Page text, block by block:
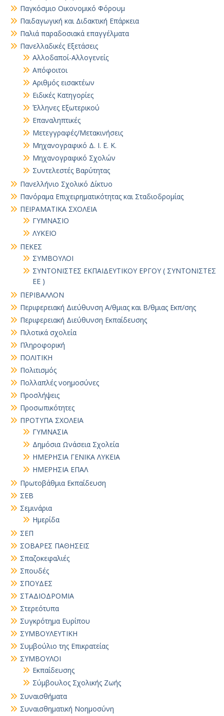
Παγκόσμιο Οικονομικό Φόρουμ
Παιδαγωγική και Διδακτική Επάρκεια
Παλιά παραδοσιακά επαγγέλματα
Πανελλαδικές Εξετάσεις
Αλλοδαποί-Αλλογενείς
Απόφοιτοι
Αριθμός εισακτέων
Ειδικές Κατηγορίες
Έλληνες Εξωτερικού
Επαναληπτικές
Μετεγγραφές/Μετακινήσεις
Μηχανογραφικό Δ. Ι. Ε. Κ.
Μηχανογραφικό Σχολών
Συντελεστές Βαρύτητας
Πανελλήνιο Σχολικό Δίκτυο
Πανόραμα Επιχειρηματικότητας και Σταδιοδρομίας
ΠΕΙΡΑΜΑΤΙΚΑ ΣΧΟΛΕΙΑ
ΓΥΜΝΑΣΙΟ
ΛΥΚΕΙΟ
ΠΕΚΕΣ
ΣΥΜΒΟΥΛΟΙ
ΣΥΝΤΟΝΙΣΤΕΣ ΕΚΠΑΙΔΕΥΤΙΚΟΥ ΕΡΓΟΥ ( ΣΥΝΤΟΝΙΣΤΕΣ
ΕΕ )
ΠΕΡΙΒΑΛΛΟΝ
Περιφερειακή Διεύθυνση Α/θμιας και Β/θμιας Εκπ/σης
Περιφερειακή Διεύθυνση Εκπαίδευσης
Πιλοτικά σχολεία
Πληροφορική
ΠΟΛΙΤΙΚΗ
Πολιτισμός
Πολλαπλές νοημοσύνες
Προσλήψεις
Προσωπικότητες
ΠΡΟΤΥΠΑ ΣΧΟΛΕΙΑ
ΓΥΜΝΑΣΙΑ
Δημόσια Ωνάσεια Σχολεία
ΗΜΕΡΗΣΙΑ ΓΕΝΙΚΑ ΛΥΚΕΙΑ
ΗΜΕΡΗΣΙΑ ΕΠΑΛ
Πρωτοβάθμια Εκπαίδευση
ΣΕΒ
Σεμινάρια
Ημερίδα
ΣΕΠ
ΣΟΒΑΡΕΣ ΠΑΘΗΣΕΙΣ
Σπαζοκεφαλιές
Σπουδές
ΣΠΟΥΔΕΣ
ΣΤΑΔΙΟΔΡΟΜΙΑ
Στερεότυπα
Συγκρότημα Ευρίπου
ΣΥΜΒΟΥΛΕΥΤΙΚΗ
Συμβούλιο της Επικρατείας
ΣΥΜΒΟΥΛΟΙ
Εκπαίδευσης
Σύμβουλος Σχολικής Ζωής
Συναισθήματα
Συναισθηματική Νοημοσύνη